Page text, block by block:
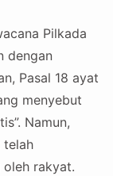
Pilkada
dengan
Pasal 18 ayat
menyebut
Namun,
telah
rakyat.